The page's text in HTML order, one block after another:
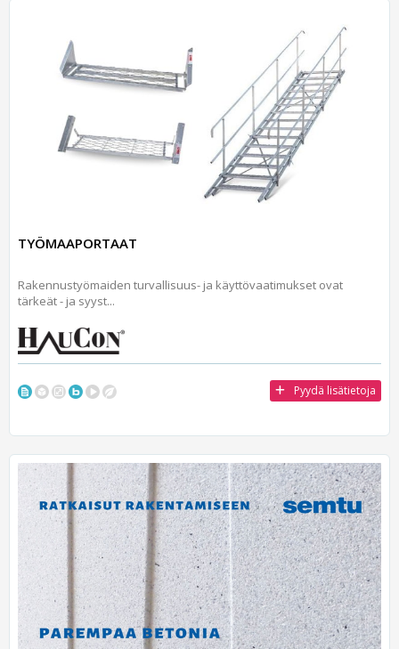
TYÖMAAPORTAAT
Rakennustyömaiden turvallisuus- ja käyttövaatimukset ovat
tärkeät ­- ja syyst...
Pyydä lisätietoja